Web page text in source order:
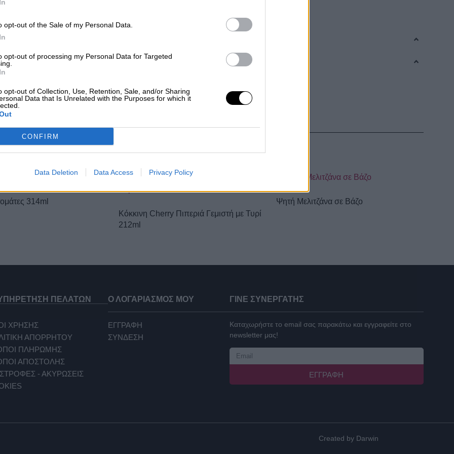
opt-out of the Sale of my Personal Data.
opt-out of processing my Personal Data for Targeted
opt-out of Collection, Use, Retention, Sale, and/or Sharing
Data that Is Unrelated with the Purposes for which it
CONFIRM
Data Deletion Data Access Privacy Policy
Επιπλέον Πληροφορίες
Κατηγορίες: Ορεκτικά,
ΣΧΕΤΙΚΑ ΠΡΟΪΟΝΤΑ
314ml
Κόκκινη Cherry Πιπεριά Γεμιστή με Τυρί
212ml
Ψητή Μελιτζάνα σε Βάζο
ΠΕΛΑΤΩΝ
ΧΡΗΣΗΣ
ΑΠΟΡΡΗΤΟΥ
ΠΛΗΡΩΜΗΣ
ΑΠΟΣΤΟΛΗΣ
- ΑΚΥΡΩΣΕΙΣ
Ο ΛΟΓΑΡΙΑΣΜΟΣ ΜΟΥ
ΕΓΓΡΑΦΗ
ΣΥΝΔΕΣΗ
ΓΙΝΕ ΣΥΝΕΡΓΑΤΗΣ
Καταχωρήστε το email σας παρακάτω και εγγραφείτε στο
newsletter μας!
ΕΓΓΡΑΦΉ
Created by Darwin